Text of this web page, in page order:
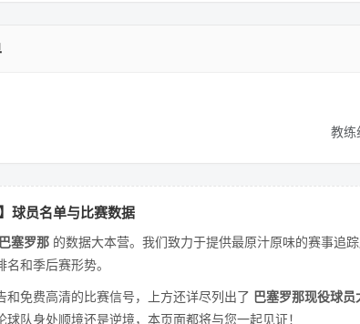
教练
球员名单与比赛数据
巴塞罗那 的数据大本营。我们致力于提供最原汁原味的赛事追
和季后赛形势。
和免费高清的比赛信号，上方还详尽列出了 巴塞罗那现役球员
球队身处顺境还是逆境，本页面都将与您一起见证！